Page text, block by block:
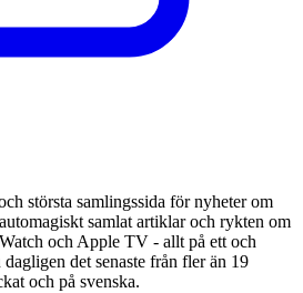
största samlingssida för nyheter om
samlat artiklar och rykten om
och Apple TV - allt på ett och
det senaste från fler än 19
och på svenska.